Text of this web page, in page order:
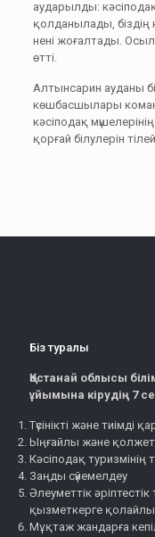
аударылды: кәсіподақ
қолданылады, біздің
нені жоғалтады.
өтті.
Алтынсарин ауданы
көшбасшылары
кәсіподақ
қорғай білулерін
Біз туралы
Қостанай облысы
ұйымына кірудің 7
Түсінікті және
Ыңғайлы және
Кәсіподақ
Заңды сүйемелдеу
Әлеуметтік әріптестік
қызметкерге
Мұқтаж жандарға